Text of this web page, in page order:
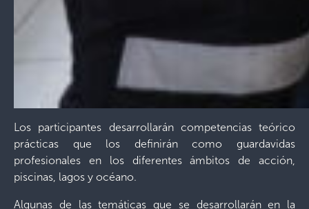
Los participantes desarrollarán competencias teórico
prácticas que los definirán como guardavidas
profesionales en los diferentes ámbitos de acción,
piscinas, lagos y océano.
Algunas de las temáticas que se desarrollarán en la